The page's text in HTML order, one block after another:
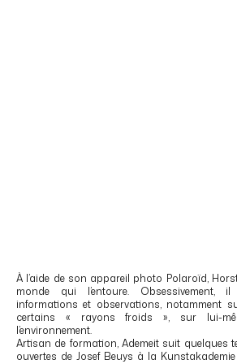
À l’aide de son appareil photo Polaroïd,
monde qui l’entoure. Obsessivement,
informations et observations, notamment
certains « rayons froids », sur lui-
l’environnement.
Artisan de formation, Ademeit suit quelques
ouvertes de Josef Beuys à la